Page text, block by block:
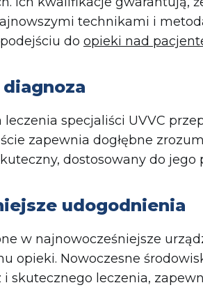
technikami i
do opieki nad
specjaliści UVVC
zapewnia dogłębne
dostosowany do jego
udogodnienia
w najnowocześniejsze
opieki. Nowoczesne
i skutecznego leczenia,